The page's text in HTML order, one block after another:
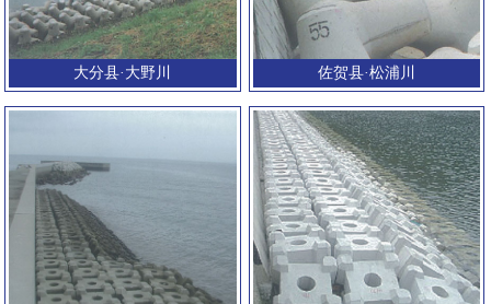
大分县·大野川 佐贺县·松浦川